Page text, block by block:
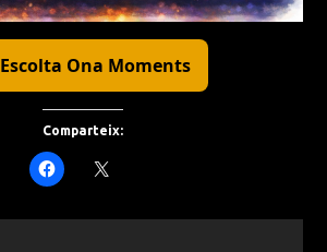
Escolta Ona Moments
Comparteix: